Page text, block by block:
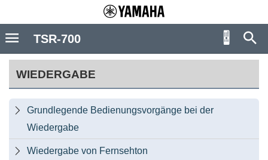
WIEDERGABE

Grundlegende Bedienungsvorgänge bei der
Wiedergabe
 Wiedergabe von Fernsehton
TSR-700